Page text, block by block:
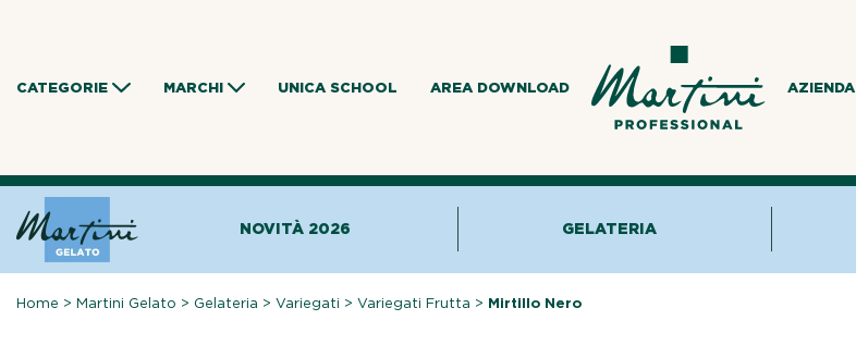
CATEGORIE MARCHI UNICA SCHOOL AREA DOWNLOAD AZIENDA
NOVITÀ 2026 GELATERIA
Home >Martini Gelato > Gelateria >Variegati >Variegati Frutta > Mirtillo Nero